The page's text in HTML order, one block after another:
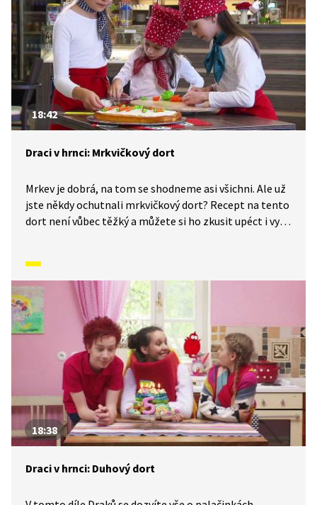
18:42
Draci v hrnci: Mrkvičkový dort
Mrkev je dobrá, na tom se shodneme asi všichni. Ale už
jste někdy ochutnali mrkvičkový dort? Recept na tento
dort není vůbec těžký a můžete si ho zkusit upéct i vy.
18:38
Draci v hrnci: Duhový dort